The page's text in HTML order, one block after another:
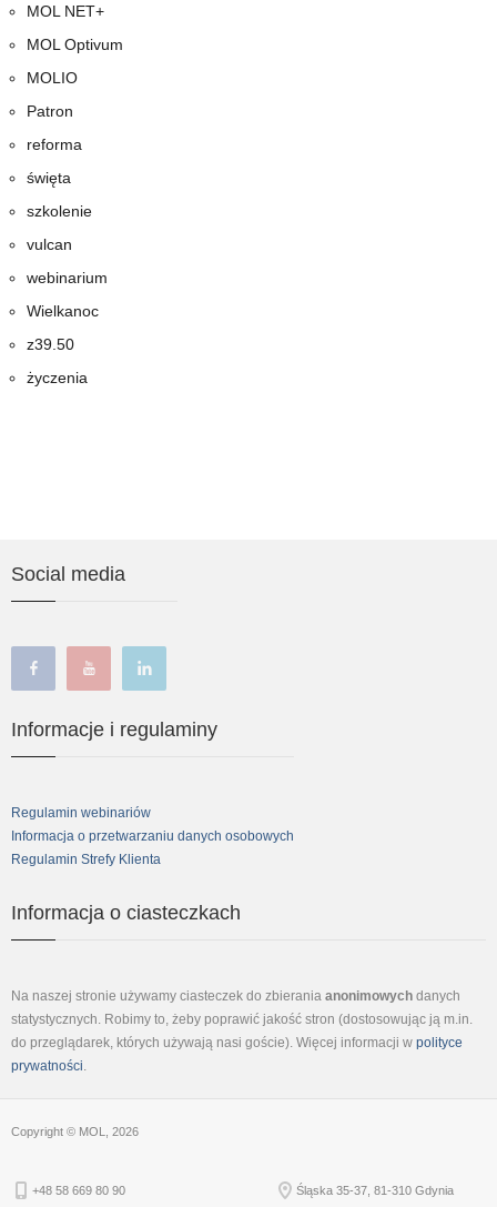
MOL NET+
MOL Optivum
MOLIO
Patron
reforma
święta
szkolenie
vulcan
webinarium
Wielkanoc
z39.50
życzenia
Social media
Informacje i regulaminy
Regulamin webinariów
Informacja o przetwarzaniu danych osobowych
Regulamin Strefy Klienta
Informacja o ciasteczkach
Na naszej stronie używamy ciasteczek do zbierania anonimowych danych
statystycznych. Robimy to, żeby poprawić jakość stron (dostosowując ją m.in.
do przeglądarek, których używają nasi goście). Więcej informacji w polityce
prywatności.
Copyright © MOL, 2026
+48 58 669 80 90 Śląska 35-37, 81-310 Gdynia